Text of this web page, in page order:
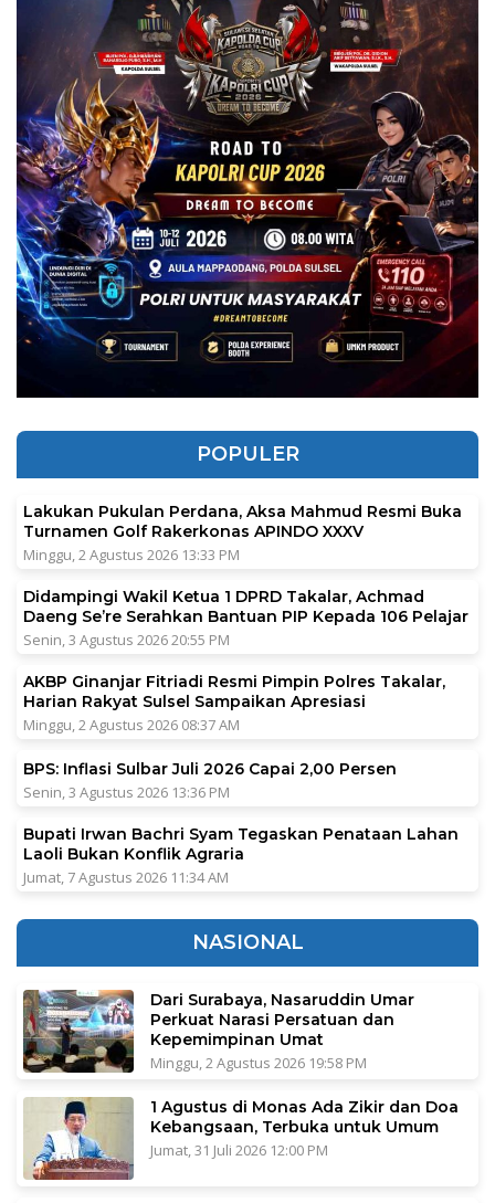
POPULER
Lakukan Pukulan Perdana, Aksa Mahmud Resmi Buka
Turnamen Golf Rakerkonas APINDO XXXV
Minggu, 2 Agustus 2026 13:33 PM
Didampingi Wakil Ketua 1 DPRD Takalar, Achmad
Daeng Se’re Serahkan Bantuan PIP Kepada 106 Pelajar
Senin, 3 Agustus 2026 20:55 PM
AKBP Ginanjar Fitriadi Resmi Pimpin Polres Takalar,
Harian Rakyat Sulsel Sampaikan Apresiasi
Minggu, 2 Agustus 2026 08:37 AM
BPS: Inflasi Sulbar Juli 2026 Capai 2,00 Persen
Senin, 3 Agustus 2026 13:36 PM
Bupati Irwan Bachri Syam Tegaskan Penataan Lahan
Laoli Bukan Konflik Agraria
Jumat, 7 Agustus 2026 11:34 AM
NASIONAL
Dari Surabaya, Nasaruddin Umar
Perkuat Narasi Persatuan dan
Kepemimpinan Umat
Minggu, 2 Agustus 2026 19:58 PM
1 Agustus di Monas Ada Zikir dan Doa
Kebangsaan, Terbuka untuk Umum
Jumat, 31 Juli 2026 12:00 PM